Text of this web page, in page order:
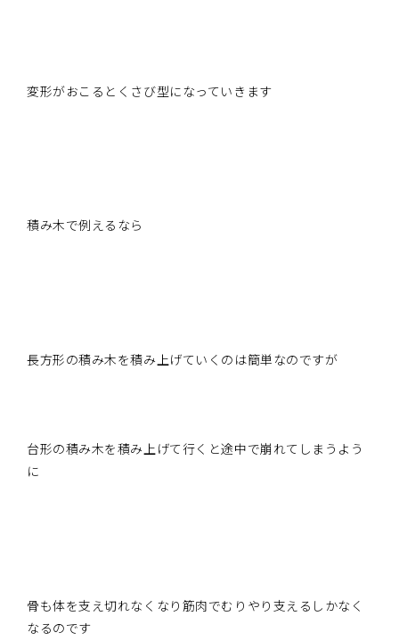
変形がおこるとくさび型になっていきます
積み木で例えるなら
長方形の積み木を積み上げていくのは簡単なのですが
台形の積み木を積み上げて行くと途中で崩れてしまうよう
に
骨も体を支え切れなくなり筋肉でむりやり支えるしかなく
なるのです